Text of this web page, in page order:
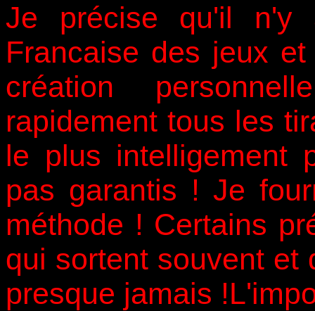
Je précise qu'il n'y
Francaise des jeux
création
rapidement tous les
le plus intelligement
pas garantis ! Je
méthode ! Certains
qui sortent souvent et
presque jamais